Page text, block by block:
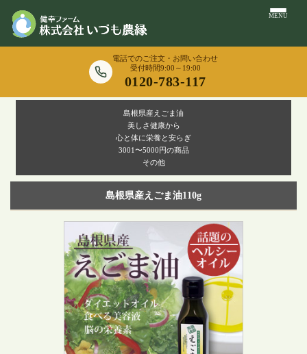
MENU
電話でのご注文・お問い合わせ
受付時間9:00～19:00
0120-783-117
島根県産えごま油
美しさ健康から
心と体に栄養と安らぎ
3001〜5000円の商品
その他
島根県産えごま油110g